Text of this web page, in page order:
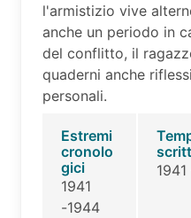
l'armistizio vive
anche un periodo in
del conflitto, il
quaderni anche
personali.
Estremi
cronolo
gici
1941
-1944